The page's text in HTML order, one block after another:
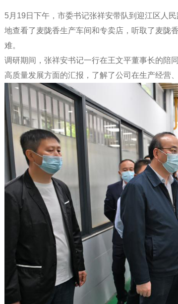
5月19日下午，市委书记张祥安带队到迎江区人
地查看了麦陇香生产车间和专卖店，听取了麦陇
难。
调研期间，张祥安书记一行在王文平董事长的陪
高质量发展方面的汇报，了解了公司在生产经营